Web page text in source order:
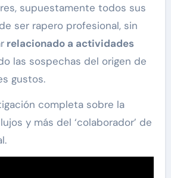
supuestamente todos sus
ser rapero profesional, sin
relacionado a actividades
las sospechas del origen de
gustos.
completa sobre la
y más del ‘colaborador’ de